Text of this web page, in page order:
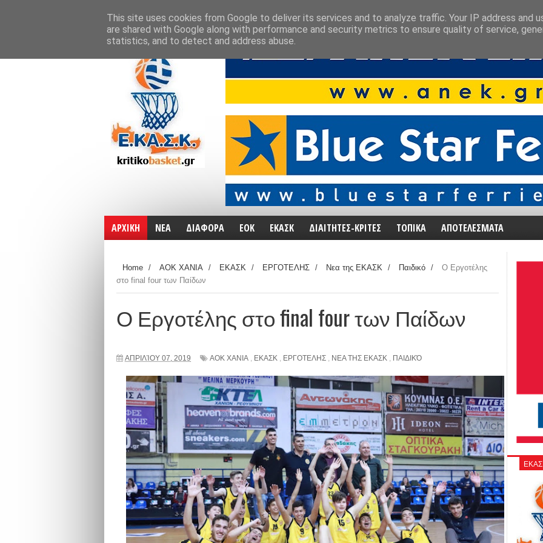
ΑΡΧΙΚΗ ΝΕΑ ΔΙΑΦΟΡΑ ΕΟΚ ΕΚΑΣΚ ΔΙΑΙΤΗΤΕΣ-ΚΡΙΤΕΣ ΤΟΠΙΚΑ ΑΠΟΤΕΛΕΣΜΑΤΑ
Home / ΑΟΚ ΧΑΝΙΑ / ΕΚΑΣΚ / ΕΡΓΟΤΕΛΗΣ / Νεα της ΕΚΑΣΚ / Παιδικό /
Ο Εργοτέλης
στο final four των Παίδων
Ο Εργοτέλης στο final four των Παίδων
ΑΠΡΙΛΊΟΥ 07, 2019 ΑΟΚ ΧΑΝΙΑ , ΕΚΑΣΚ , ΕΡΓΟΤΕΛΗΣ , ΝΕΑ ΤΗΣ ΕΚΑΣΚ , ΠΑΙΔΙΚΌ
This site uses cookies from Google to deliver its services and to analyze traffic. Your IP address and
are shared with Google along with performance and security metrics to ensure quality of service,
statistics, and to detect and address abuse.